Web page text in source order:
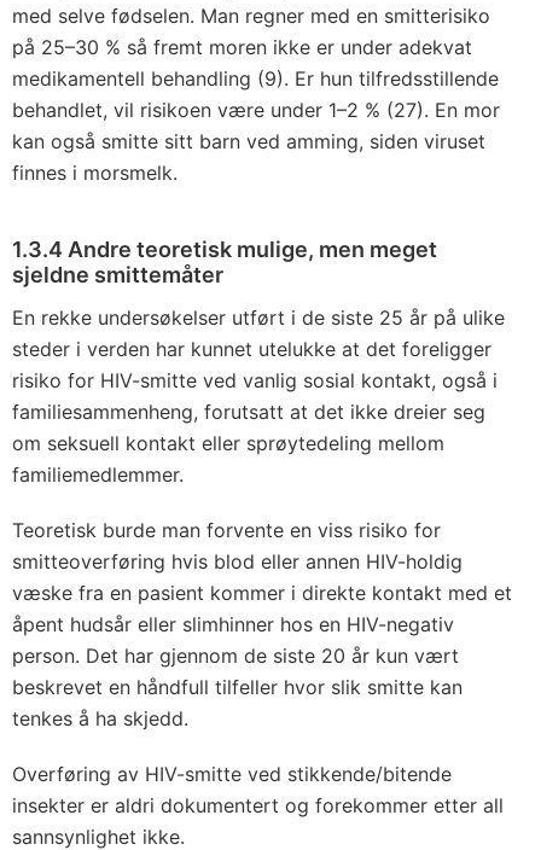
med selve fødselen. Man regner med en smitterisiko
på 25–30 % så fremt moren ikke er under adekvat
medikamentell behandling (9). Er hun tilfredsstillende
behandlet, vil risikoen være under 1–2 % (27). En mor
kan også smitte sitt barn ved amming, siden viruset
finnes i morsmelk.
1.3.4 Andre teoretisk mulige, men meget
sjeldne smittemåter
En rekke undersøkelser utført i de siste 25 år på ulike
steder i verden har kunnet utelukke at det foreligger
risiko for HIV-smitte ved vanlig sosial kontakt, også i
familiesammenheng, forutsatt at det ikke dreier seg
om seksuell kontakt eller sprøytedeling mellom
familiemedlemmer.
Teoretisk burde man forvente en viss risiko for
smitteoverføring hvis blod eller annen HIV-holdig
væske fra en pasient kommer i direkte kontakt med et
åpent hudsår eller slimhinner hos en HIV-negativ
person. Det har gjennom de siste 20 år kun vært
beskrevet en håndfull tilfeller hvor slik smitte kan
tenkes å ha skjedd.
Overføring av HIV-smitte ved stikkende/bitende
insekter er aldri dokumentert og forekommer etter all
sannsynlighet ikke.